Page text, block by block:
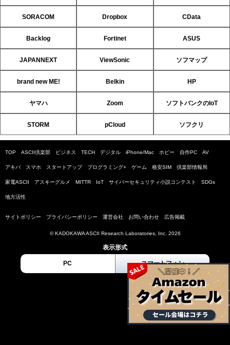
SORACOM Dropbox CData
Backlog Fortinet ASUS
JAPANNEXT ViewSonic ソフマップ
brand new ME! Belkin HP
ヤマハ Zoom ソフトバンクのIoT
STORM pCloud ソフクリ
TOP ASCII倶楽部 ビジネス TECH デジタル iPhone/Mac ホビー 自作PC AV
アキバ スマホ スタートアップ プログラミング+ ゲーム 格安SIM 倶楽部情報局
家電ASCII アスキーグルメ MITTR IoT サイバーセキュリティ小説コンテスト SDGs
地方活性
サイトポリシー プライバシーポリシー 運営会社 お問い合わせ 広告掲載
© KADOKAWA ASCII Research Laboratories, Inc. 2026
表示形式
PC スマートフォン